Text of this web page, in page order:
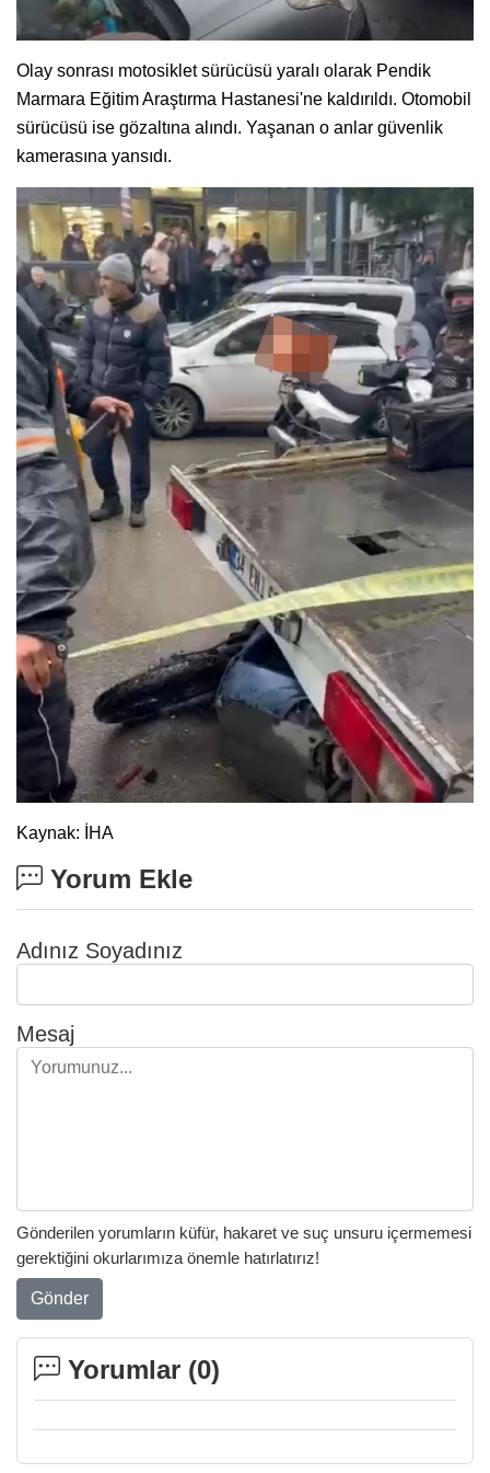
Olay sonrası motosiklet sürücüsü yaralı olarak Pendik
Marmara Eğitim Araştırma Hastanesi'ne kaldırıldı. Otomobil
sürücüsü ise gözaltına alındı. Yaşanan o anlar güvenlik
kamerasına yansıdı.
Kaynak: İHA
Yorum Ekle
Adınız Soyadınız
Mesaj
Gönderilen yorumların küfür, hakaret ve suç unsuru içermemesi
gerektiğini okurlarımıza önemle hatırlatırız!
Gönder
Yorumlar (0)